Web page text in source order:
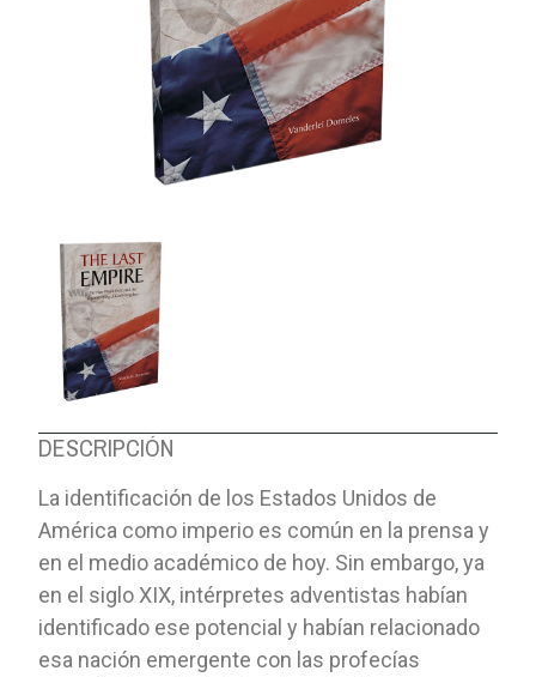
DESCRIPCIÓN
La identificación de los Estados Unidos de
América como imperio es común en la prensa y
en el medio académico de hoy. Sin embargo, ya
en el siglo XIX, intérpretes adventistas habían
identificado ese potencial y habían relacionado
esa nación emergente con las profecías